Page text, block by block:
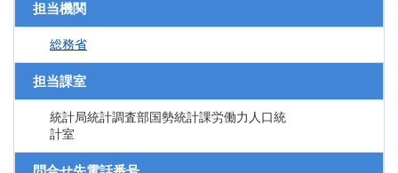
担当機関
総務省
担当課室
統計局統計調査部国勢統計課労働力人口統
計室